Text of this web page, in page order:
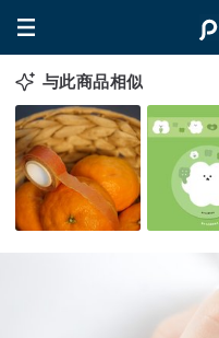
与此商品相似